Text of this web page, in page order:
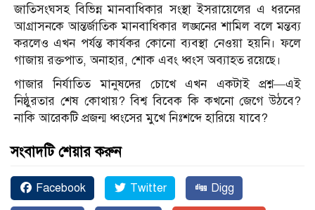
জাতিসংঘসহ বিভিন্ন মানবাধিকার সংস্থা ইসরায়েলের এ ধরনের
আগ্রাসনকে আন্তর্জাতিক মানবাধিকার লঙ্ঘনের শামিল বলে মন্তব্য
করলেও এখন পর্যন্ত কার্যকর কোনো ব্যবস্থা নেওয়া হয়নি। ফলে
গাজায় রক্তপাত, অনাহার, শোক এবং ধ্বংস অব্যাহত রয়েছে।
গাজার নির্যাতিত মানুষদের চোখে এখন একটাই প্রশ্ন—এই
নিষ্ঠুরতার শেষ কোথায়? বিশ্ব বিবেক কি কখনো জেগে উঠবে?
নাকি আরেকটি প্রজন্ম ধ্বংসের মুখে নিঃশব্দে হারিয়ে যাবে?
সংবাদটি শেয়ার করুন
Facebook Twitter Digg